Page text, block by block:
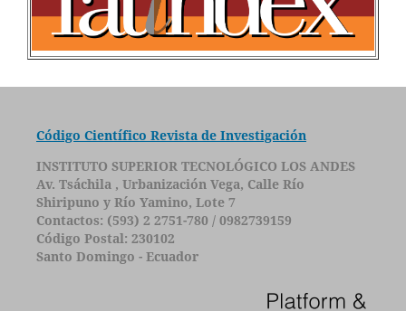
Código Científico Revista de Investigación
INSTITUTO SUPERIOR TECNOLÓGICO LOS ANDES
Av. Tsáchila , Urbanización Vega, Calle Río
Shiripuno y Río Yamino, Lote 7
Contactos: (593) 2 2751-780 / 0982739159
Código Postal: 230102
Santo Domingo - Ecuador